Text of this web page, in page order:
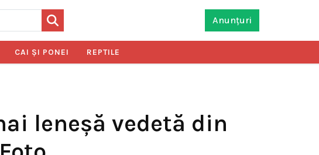
Anunțuri
CAI ŞI PONEI REPTILE
leneşă vedetă din